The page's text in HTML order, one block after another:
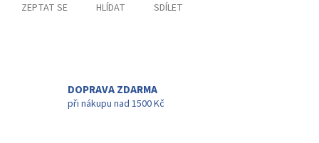
ZEPTAT SE HLÍDAT SDÍLET
DOPRAVA ZDARMA
při nákupu nad 1500 Kč